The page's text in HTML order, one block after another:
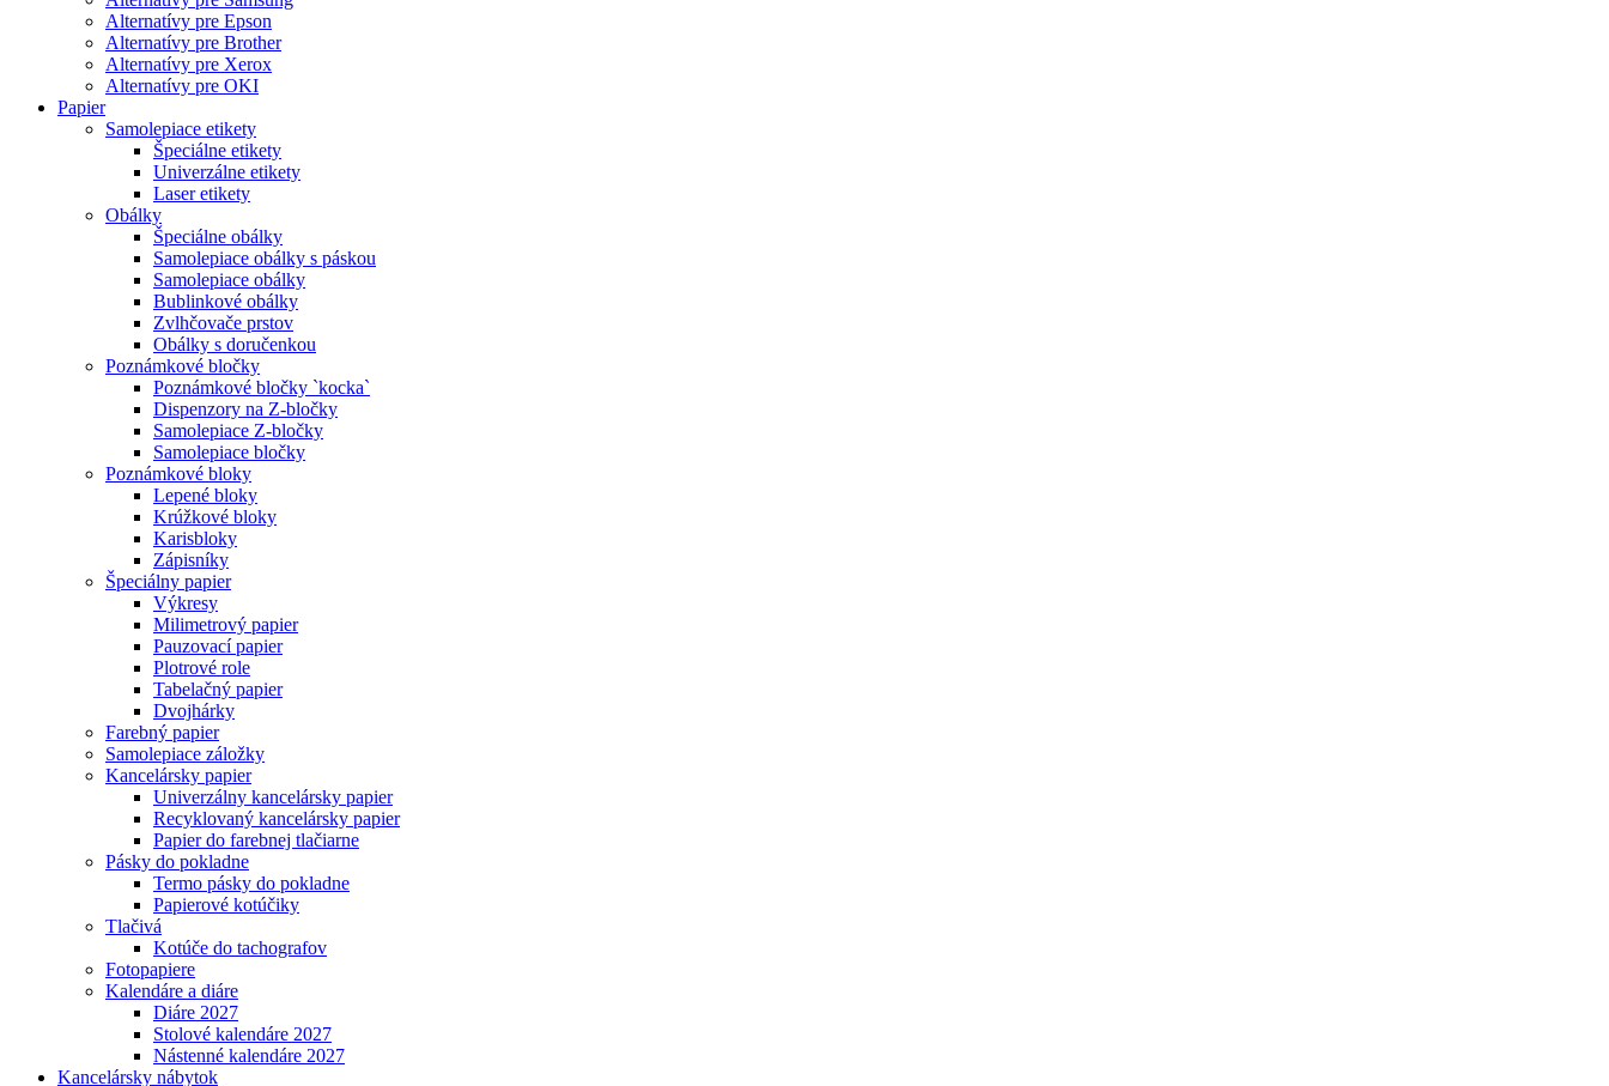
Alternatívy pre Epson
Alternatívy pre Brother
Alternatívy pre Xerox
Alternatívy pre OKI
Papier
Samolepiace etikety
Špeciálne etikety
Univerzálne etikety
Laser etikety
Obálky
Špeciálne obálky
Samolepiace obálky s páskou
Samolepiace obálky
Bublinkové obálky
Zvlhčovače prstov
Obálky s doručenkou
Poznámkové bločky
Poznámkové bločky `kocka`
Dispenzory na Z-bločky
Samolepiace Z-bločky
Samolepiace bločky
Poznámkové bloky
Lepené bloky
Krúžkové bloky
Karisbloky
Zápisníky
Špeciálny papier
Výkresy
Milimetrový papier
Pauzovací papier
Plotrové role
Tabelačný papier
Dvojhárky
Farebný papier
Samolepiace záložky
Kancelársky papier
Univerzálny kancelársky papier
Recyklovaný kancelársky papier
Papier do farebnej tlačiarne
Pásky do pokladne
Termo pásky do pokladne
Papierové kotúčiky
Tlačivá
Kotúče do tachografov
Fotopapiere
Kalendáre a diáre
Diáre 2027
Stolové kalendáre 2027
Nástenné kalendáre 2027
Kancelársky nábytok